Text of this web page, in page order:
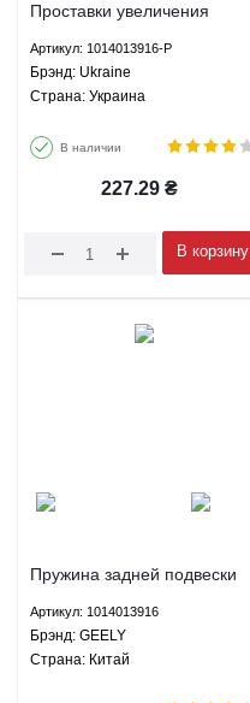
Проставки увеличения
Джили МК ГС6 Geely MK
GC6 - 1014013916-P Ukraine
Артикул: 1014013916-P
Брэнд: Ukraine
Страна: Украина
В наличии
227.29 ₴
В корзину
Пружина задней подвески
GC6 - 1014013916 GEELY
Артикул: 1014013916
Брэнд: GEELY
Страна: Китай